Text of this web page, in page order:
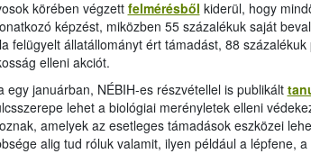
körében végzett felmérésből kiderül, hogy
képzést, miközben 55 százalékuk saját
felügyelt állatállományt ért támadást, 88
elleni akciót.
egy januárban, NÉBIH-es részvétellel is publikált
lehet a biológiai merényletek elleni
amelyek az esetleges támadások eszközei
alig tud róluk valamit, ilyen például a lépfene,